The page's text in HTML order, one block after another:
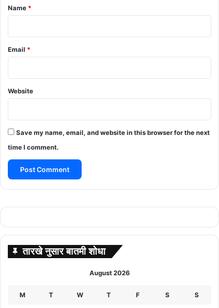
*
Name *
Email *
Website
Save my name, email, and website in this browser for the next
time I comment.
तारखे नुसार बातमी शोधा
August 2026
M T W T F S S